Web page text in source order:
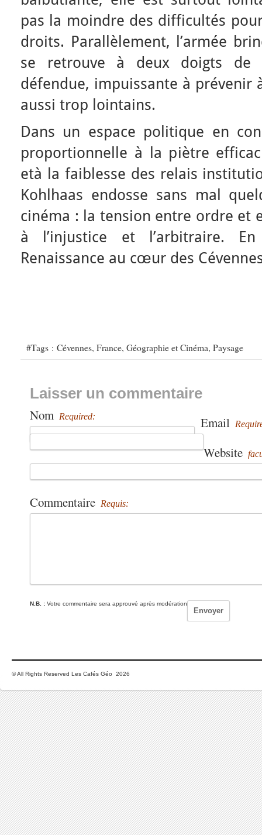
pas la moindre des difficultés
droits. Parallèlement, l’armée
se retrouve à deux doigts de
défendue, impuissante à prévenir
aussi trop lointains.
Dans un espace politique en
proportionnelle à la piètre
età la faiblesse des relais
Kohlhaas endosse sans mal
cinéma : la tension entre ordre et
à l’injustice et l’arbitraire.
Renaissance au cœur des
#Tags : Cévennes, France, Géographie et Cinéma, Paysage
Laisser un commentaire
Nom Required: Email
Website
Commentaire Requis:
N.B. : Votre commentaire sera approuvé après modération
© All Rights Reserved Les Cafés Géo 2026